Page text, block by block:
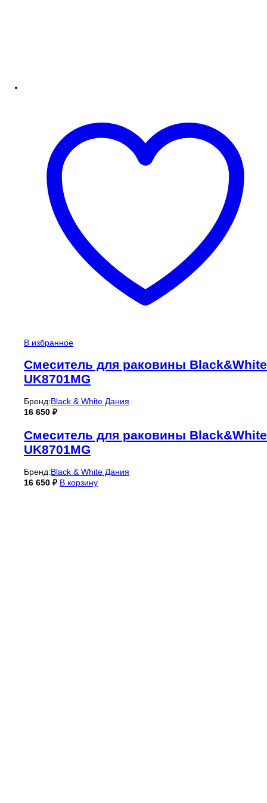
В избранное
Смеситель для раковины Black&White
UK8701MG
Бренд:Black & White Дания
16 650 ₽
Смеситель для раковины Black&White
UK8701MG
Бренд:Black & White Дания
16 650 ₽ В корзину